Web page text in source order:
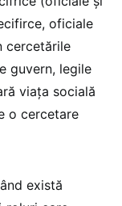
oficiale
cercetările
guvern, legile
viața socială
o cercetare
există